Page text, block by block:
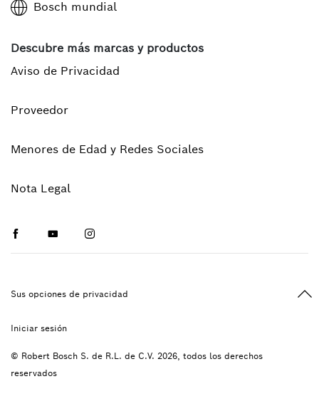
Bosch mundial
Descubre más marcas y productos
Aviso de Privacidad
Proveedor
Menores de Edad y Redes Sociales
Nota Legal
FacebookYoutubeInstagram
Sus opciones de privacidad
Iniciar sesión
© Robert Bosch S. de R.L. de C.V. 2026, todos los derechos
reservados